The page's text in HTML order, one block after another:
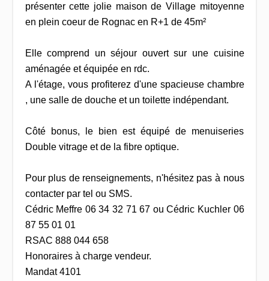
présenter cette jolie maison de Village mitoyenne
en plein coeur de Rognac en R+1 de 45m²
Elle comprend un séjour ouvert sur une cuisine
aménagée et équipée en rdc.
A l'étage, vous profiterez d'une spacieuse chambre
, une salle de douche et un toilette indépendant.
Côté bonus, le bien est équipé de menuiseries
Double vitrage et de la fibre optique.
Pour plus de renseignements, n'hésitez pas à nous
contacter par tel ou SMS.
Cédric Meffre 06 34 32 71 67 ou Cédric Kuchler 06
87 55 01 01
RSAC 888 044 658
Honoraires à charge vendeur.
Mandat 4101